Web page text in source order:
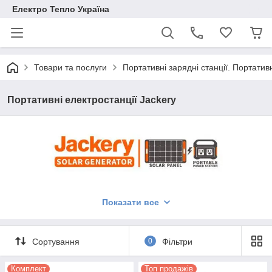
Електро Тепло Україна
Товари та послуги Портативні зарядні станції.
Портативні електростанції Jackery
Показати все
Сортування 0 Фільтри
Комплект Топ продажів